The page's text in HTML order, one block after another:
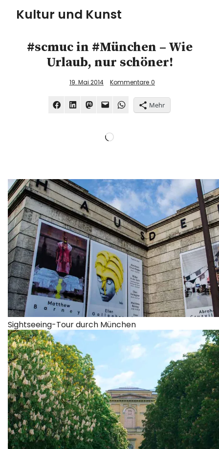
Kultur und Kunst
kultur & kunst
Ausstellungen
Über mich
#scmuc in #München – Wie
Urlaub, nur schöner!
19. Mai 2014 Kommentare 0
Mehr
Sightseeing-Tour durch München